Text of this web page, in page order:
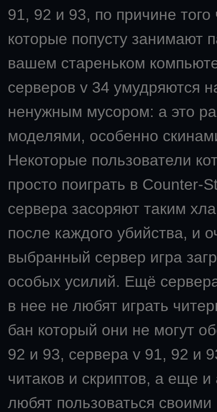
91, 92 и 93, по причине
которые попусту занимают
вашем стареньком
серверов v 34 умудряются
ненужным мусором: а это
моделями, особенно
Некоторые пользователи
просто поиграть в Counter-
сервера засоряют таким
после каждого убийства, и
выбранный сервер игра
особых усилий. Ещё
в нее не любят играть
бан который они не могут
92 и 93, сервера v 91, 92 и
читаков и скриптов, а еще
любят пользоваться